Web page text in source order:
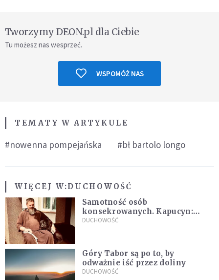
Tworzymy DEON.pl dla Ciebie
Tu możesz nas wesprzeć.
WSPOMÓŻ NAS
TEMATY W ARTYKULE
#nowenna pompejańska #bł bartolo longo
WIĘCEJ W:DUCHOWOŚĆ
Samotność osób
konsekrowanych. Kapucyn:
Życie w pojedynkę rzadko jest
DUCHOWOŚĆ
Góry Tabor są po to, by
odważnie iść przez doliny
DUCHOWOŚĆ